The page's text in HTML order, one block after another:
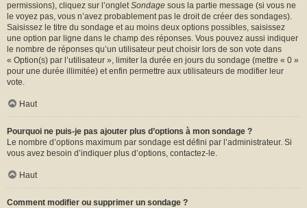
permissions), cliquez sur l’ongletSondage sous la partie message (si vous ne
le voyez pas, vous n’avez probablement pas le droit de créer des sondages).
Saisissez le titre du sondage et au moins deux options possibles, saisissez
une option par ligne dans le champ des réponses. Vous pouvez aussi indiquer
le nombre de réponses qu’un utilisateur peut choisir lors de son vote dans
« Option(s) par l’utilisateur », limiter la durée en jours du sondage (mettre « 0 »
pour une durée illimitée) et enfin permettre aux utilisateurs de modifier leur
vote.
Haut
Pourquoi ne puis-je pas ajouter plus d’options à mon sondage ?
Le nombre d’options maximum par sondage est défini par l’administrateur. Si
vous avez besoin d’indiquer plus d’options, contactez-le.
Haut
Comment modifier ou supprimer un sondage ?